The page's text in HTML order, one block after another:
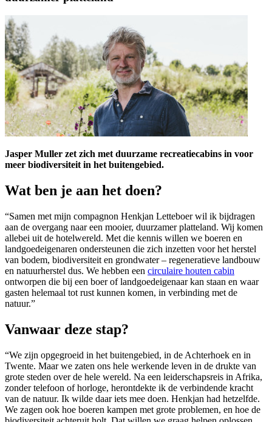
Jasper Muller zet zich met duurzame recreatiecabins in voor
meer biodiversiteit in het buitengebied.
Wat ben je aan het doen?
“Samen met mijn compagnon Henkjan Letteboer wil ik bijdragen
aan de overgang naar een mooier, duurzamer platteland. Wij komen
allebei uit de hotelwereld. Met die kennis willen we boeren en
landgoedeigenaren ondersteunen die zich inzetten voor het herstel
van bodem, biodiversiteit en grondwater – regeneratieve landbouw
en natuurherstel dus. We hebben een circulaire houten cabin
ontworpen die bij een boer of landgoedeigenaar kan staan en waar
gasten helemaal tot rust kunnen komen, in verbinding met de
natuur.”
Vanwaar deze stap?
“We zijn opgegroeid in het buitengebied, in de Achterhoek en in
Twente. Maar we zaten ons hele werkende leven in de drukte van
grote steden over de hele wereld. Na een leiderschapsreis in Afrika,
zonder telefoon of horloge, herontdekte ik de verbindende kracht
van de natuur. Ik wilde daar iets mee doen. Henkjan had hetzelfde.
We zagen ook hoe boeren kampen met grote problemen, en hoe de